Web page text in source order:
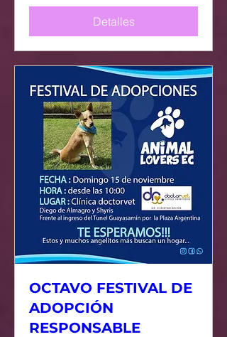
Detalles
OCTAVO FESTIVAL DE
ADOPCIÓN
RESPONSABLE